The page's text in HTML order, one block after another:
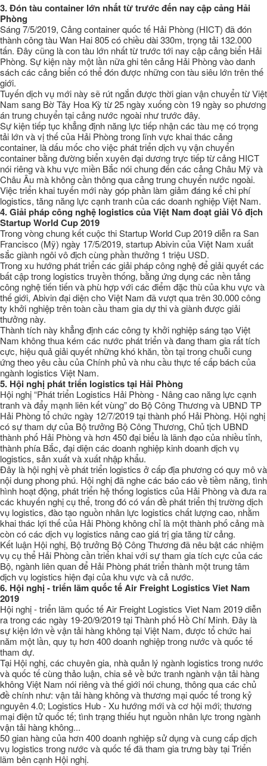
3.Đón tàu container lớn nhất từ trước đến nay cập cảng Hải
Phòng
Sáng 7/5/2019, Cảng container quốc tế Hải Phòng (HICT) đã đón
thành công tàu Wan Hai 805 có chiều dài 330m, trọng tải 132.000
tấn. Đây cũng là con tàu lớn nhất từ trước tới nay cập cảng biển Hải
Phòng. Sự kiện này một lần nữa ghi tên cảng Hải Phòng vào danh
sách các cảng biển có thể đón được những con tàu siêu lớn trên thế
giới.
Tuyến dịch vụ mới này sẽ rút ngắn được thời gian vận chuyển từ Việt
Nam sang Bờ Tây Hoa Kỳ từ 25 ngày xuống còn 19 ngày so phương
án trung chuyển tại cảng nước ngoài như trước đây.
Sự kiện tiếp tục khẳng định năng lực tiếp nhận các tàu mẹ có trọng
tải lớn và vị thế của Hải Phòng trong lĩnh vực khai thác cảng
container, là dấu mốc cho việc phát triển dịch vụ vận chuyển
container bằng đường biển xuyên đại dương trực tiếp từ cảng HICT
nói riêng và khu vực miền Bắc nói chung đến các cảng Châu Mỹ và
Châu Âu mà không cần thông qua cảng trung chuyển nước ngoài.
Việc triển khai tuyến mới này góp phần làm giảm đáng kể chi phí
logistics, tăng năng lực cạnh tranh của các doanh nghiệp Việt Nam.
4.Giải pháp công nghệ logistics của Việt Nam đoạt giải Vô địch
Startup World Cup 2019
Trong vòng chung kết cuộc thi Startup World Cup 2019 diễn ra San
Francisco (Mỹ) ngày 17/5/2019, startup Abivin của Việt Nam xuất
sắc giành ngôi vô địch cùng phần thưởng 1 triệu USD.
Trong xu hướng phát triển các giải pháp công nghệ để giải quyết các
bất cập trong logistics truyền thống, bằng ứng dụng các nền tảng
công nghệ tiến tiến và phù hợp với các điểm đặc thù của khu vực và
thế giới, Abivin đại diện cho Việt Nam đã vượt qua trên 30.000 công
ty khởi nghiệp trên toàn cầu tham gia dự thi và giành được giải
thưởng này.
Thành tích này khẳng định các công ty khởi nghiệp sáng tạo Việt
Nam không thua kém các nước phát triển và đang tham gia rất tích
cực, hiệu quả giải quyết những khó khăn, tồn tại trong chuỗi cung
ứng theo yêu cầu của Chính phủ và nhu cầu thực tế cấp bách của
ngành logistics Việt Nam.
5. Hội nghị phát triển logistics tại Hải Phòng
Hội nghị “Phát triển Logistics Hải Phòng - Nâng cao năng lực cạnh
tranh và đẩy mạnh liên kết vùng” do Bộ Công Thương và UBND TP
Hải Phòng tổ chức ngày 12/7/2019 tại thành phố Hải Phòng. Hội nghị
có sự tham dự của Bộ trưởng Bộ Công Thương, Chủ tịch UBND
thành phố Hải Phòng và hơn 450 đại biểu là lãnh đạo của nhiều tỉnh,
thành phía Bắc, đại diện các doanh nghiệp kinh doanh dịch vụ
logistics, sản xuất và xuất nhập khẩu.
Đây là hội nghị về phát triển logistics ở cấp địa phương có quy mô và
nội dung phong phú. Hội nghị đã nghe các báo cáo về tiềm năng, tình
hình hoạt động, phát triển hệ thống logistics của Hải Phòng và đưa ra
các khuyến nghị cụ thể, trong đó có vấn đề phát triển thị trường dịch
vụ logistics, đào tạo nguồn nhân lực logistics chất lượng cao, nhằm
khai thác lợi thế của Hải Phòng không chỉ là một thành phố cảng mà
còn có các dịch vụ logistics nâng cao giá trị gia tăng từ cảng.
Kết luận Hội nghị, Bộ trưởng Bộ Công Thương đã nêu bật các nhiệm
vụ cụ thể Hải Phòng cần triển khai với sự tham gia tích cực của các
Bộ, ngành liên quan để Hải Phòng phát triển thành một trung tâm
dịch vụ logistics hiện đại của khu vực và cả nước.
6. Hội nghị - triển lãm quốc tế Air Freight Logistics Viet Nam
2019
Hội nghị - triển lãm quốc tế Air Freight Logistics Viet Nam 2019 diễn
ra trong các ngày 19-20/9/2019 tại Thành phố Hồ Chí Minh. Đây là
sự kiện lớn về vận tải hàng không tại Việt Nam, được tổ chức hai
năm một lần, quy tụ hơn 400 doanh nghiệp trong nước và quốc tế
tham dự.
Tại Hội nghị, các chuyên gia, nhà quản lý ngành logistics trong nước
và quốc tế cùng thảo luận, chia sẻ về bức tranh ngành vận tải hàng
không Việt Nam nói riêng và thế giới nói chung, thông qua các chủ
đề chính như: vận tải hàng không và thương mại quốc tế trong kỷ
nguyên 4.0; Logistics Hub - Xu hướng mới và cơ hội mới; thương
mại điện tử quốc tế; tình trạng thiếu hụt nguồn nhân lực trong ngành
vận tải hàng không...
50 gian hàng của hơn 400 doanh nghiệp sử dụng và cung cấp dịch
vụ logistics trong nước và quốc tế đã tham gia trưng bày tại Triển
lãm bên cạnh Hội nghị.